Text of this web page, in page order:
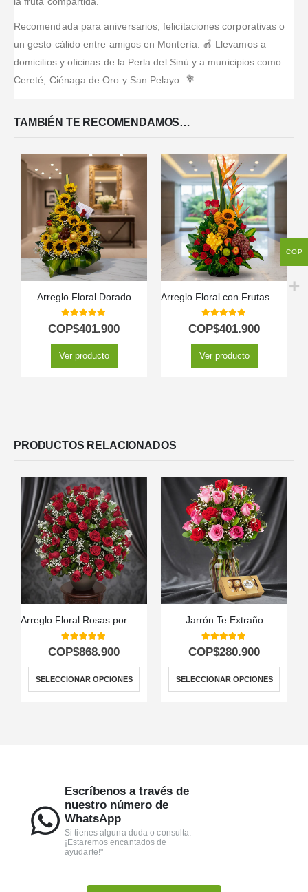
Recomendada para aniversarios, felicitaciones corporativas o
un gesto cálido entre amigos en Montería. 🍎 Llevamos a
domicilios y oficinas de la Perla del Sinú y a municipios como
Cereté, Ciénaga de Oro y San Pelayo. 💐
TAMBIÉN TE RECOMENDAMOS…
Arreglo Floral Dorado
5.00out of 5
COP$401.900
Ver producto
5.00out of 5
COP$401.900
Ver producto
PRODUCTOS RELACIONADOS
Arreglo Floral Rosas por Montón
5.00out of 5
COP$868.900
SELECCIONAR OPCIONES
Jarrón Te Extraño
5.00out of 5
COP$280.900
SELECCIONAR OPCIONES
Escríbenos a través de
nuestro número de
WhatsApp
Si tienes alguna duda o consulta.
¡Estaremos encantados de
ayudarte!"
COP